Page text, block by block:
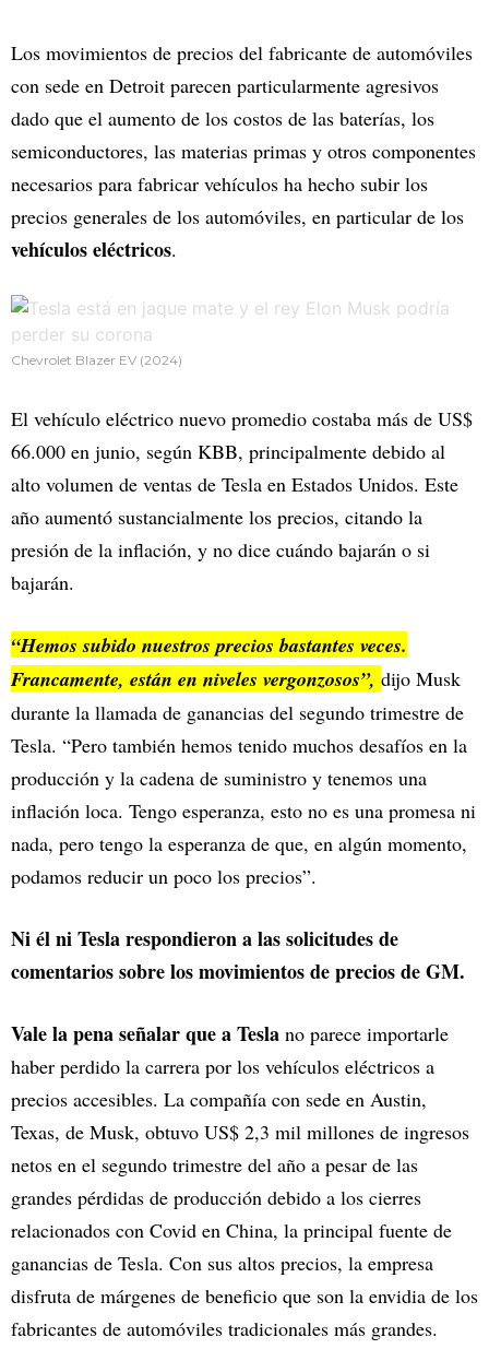
Los movimientos de precios del fabricante de automóviles
con sede en Detroit parecen particularmente agresivos
dado que el aumento de los costos de las baterías, los
semiconductores, las materias primas y otros componentes
necesarios para fabricar vehículos ha hecho subir los
precios generales de los automóviles, en particular de los
vehículos eléctricos.
Chevrolet Blazer EV (2024)
El vehículo eléctrico nuevo promedio costaba más de US$
66.000 en junio, según KBB, principalmente debido al
alto volumen de ventas de Tesla en Estados Unidos. Este
año aumentó sustancialmente los precios, citando la
presión de la inflación, y no dice cuándo bajarán o si
bajarán.
“Hemos subido nuestros precios bastantes veces.
Francamente, están en niveles vergonzosos”, dijo Musk
durante la llamada de ganancias del segundo trimestre de
Tesla. “Pero también hemos tenido muchos desafíos en la
producción y la cadena de suministro y tenemos una
inflación loca. Tengo esperanza, esto no es una promesa ni
nada, pero tengo la esperanza de que, en algún momento,
podamos reducir un poco los precios”.
Ni él ni Tesla respondieron a las solicitudes de
comentarios sobre los movimientos de precios de GM.
Vale la pena señalar que a Tesla no parece importarle
haber perdido la carrera por los vehículos eléctricos a
precios accesibles. La compañía con sede en Austin,
Texas, de Musk, obtuvo US$ 2,3 mil millones de ingresos
netos en el segundo trimestre del año a pesar de las
grandes pérdidas de producción debido a los cierres
relacionados con Covid en China, la principal fuente de
ganancias de Tesla. Con sus altos precios, la empresa
disfruta de márgenes de beneficio que son la envidia de los
fabricantes de automóviles tradicionales más grandes.